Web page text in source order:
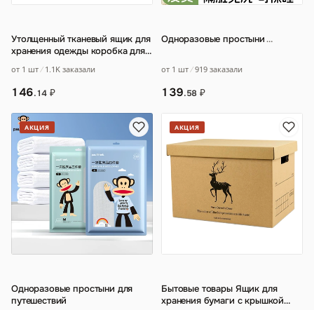
Утолщенный тканевый ящик для
хранения одежды коробка для
складной ш …
от 1 шт 1.1K заказали
146.14 ₽
Одноразовые простыни…
от 1 шт 919 заказали
139.58 ₽
АКЦИЯ
Одноразовые простыни для
путешествий
АКЦИЯ
Бытовые товары Ящик для
хранения бумаги с крышкой